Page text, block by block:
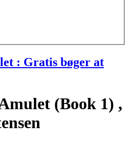
: Gratis bøger at
(Book 1) ,